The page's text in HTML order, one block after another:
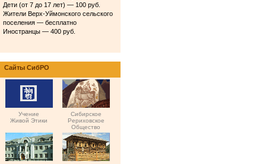
Дети (от 7 до 17 лет) — 100 руб.
Жители Верх-Уймонского сельского
поселения — бесплатно
Иностранцы — 400 руб.
Сайты СибРО
Учение
Живой Этики
Сибирское
Рериховское
Общество